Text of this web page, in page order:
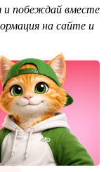
побеждай вместе
на сайте и